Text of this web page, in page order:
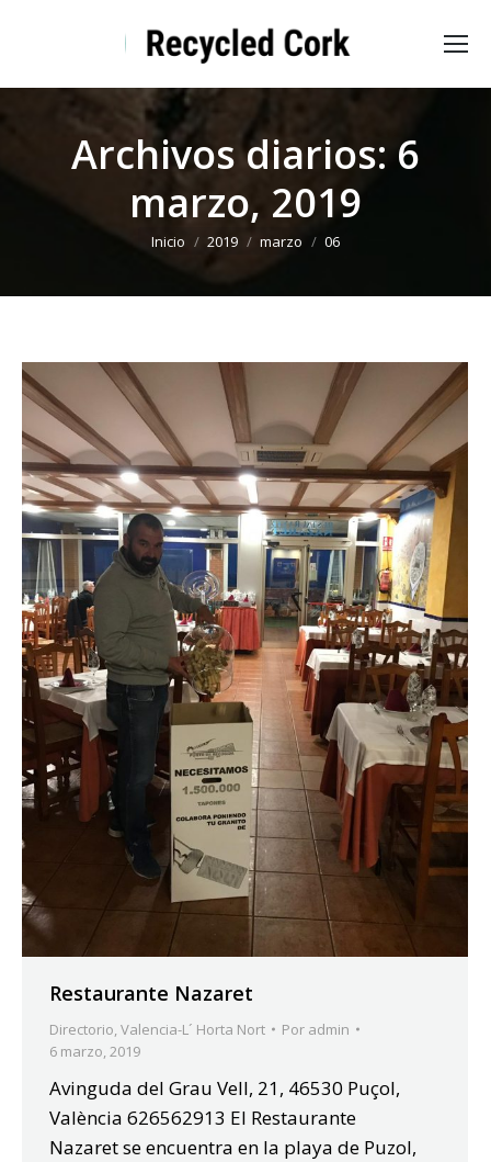
Archivos diarios: 6
marzo, 2019
Estás aquí:
Inicio 2019 marzo 06
Restaurante Nazaret
Directorio,Valencia-L´ Horta Nort Por admin
6 marzo, 2019
Avinguda del Grau Vell, 21, 46530 Puçol,
València 626562913 El Restaurante
Nazaret se encuentra en la playa de Puzol,